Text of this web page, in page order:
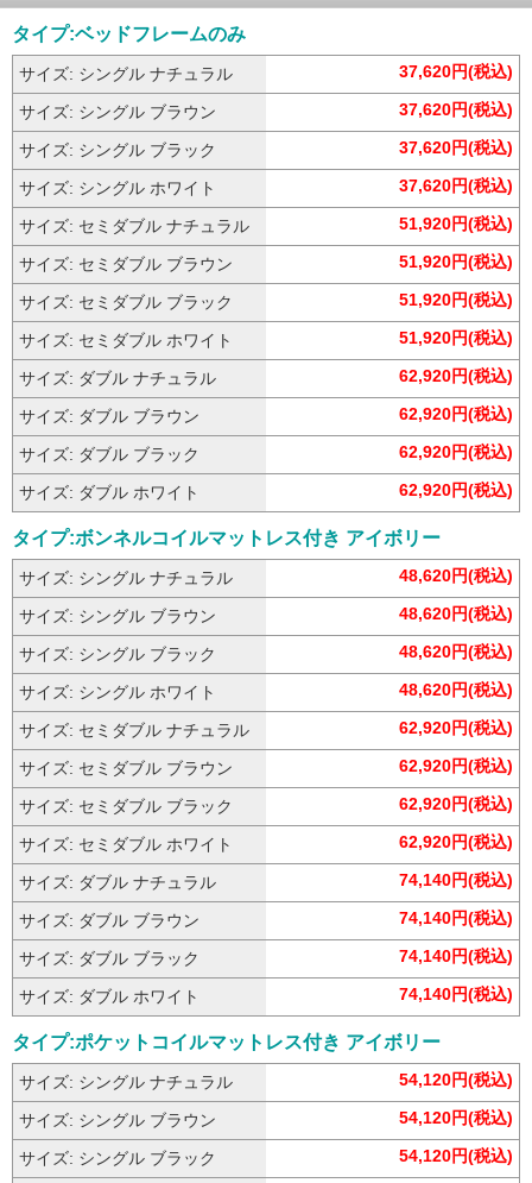
タイプ:ベッドフレームのみ
サイズ: シングル ナチュラル 37,620円(税込)
サイズ: シングル ブラウン 37,620円(税込)
サイズ: シングル ブラック 37,620円(税込)
サイズ: シングル ホワイト 37,620円(税込)
サイズ: セミダブル ナチュラル 51,920円(税込)
サイズ: セミダブル ブラウン 51,920円(税込)
サイズ: セミダブル ブラック 51,920円(税込)
サイズ: セミダブル ホワイト 51,920円(税込)
サイズ: ダブル ナチュラル 62,920円(税込)
サイズ: ダブル ブラウン 62,920円(税込)
サイズ: ダブル ブラック 62,920円(税込)
サイズ: ダブル ホワイト 62,920円(税込)
タイプ:ボンネルコイルマットレス付き アイボリー
サイズ: シングル ナチュラル 48,620円(税込)
サイズ: シングル ブラウン 48,620円(税込)
サイズ: シングル ブラック 48,620円(税込)
サイズ: シングル ホワイト 48,620円(税込)
サイズ: セミダブル ナチュラル 62,920円(税込)
サイズ: セミダブル ブラウン 62,920円(税込)
サイズ: セミダブル ブラック 62,920円(税込)
サイズ: セミダブル ホワイト 62,920円(税込)
サイズ: ダブル ナチュラル 74,140円(税込)
サイズ: ダブル ブラウン 74,140円(税込)
サイズ: ダブル ブラック 74,140円(税込)
サイズ: ダブル ホワイト 74,140円(税込)
タイプ:ポケットコイルマットレス付き アイボリー
サイズ: シングル ナチュラル 54,120円(税込)
サイズ: シングル ブラウン 54,120円(税込)
サイズ: シングル ブラック 54,120円(税込)